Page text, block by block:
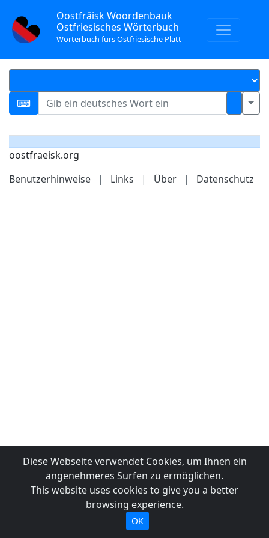
Oostfräisk Woordenbauk
Ostfriesisches Wörterbuch
Wörterbuch fürs Ostfriesische Platt
oostfraeisk.org
Benutzerhinweise
| Links | Über | Datenschutz
Diese Webseite verwendet Cookies, um Ihnen ein
angenehmeres Surfen zu ermöglichen.
This website uses cookies to give you a better
browsing experience.
OK